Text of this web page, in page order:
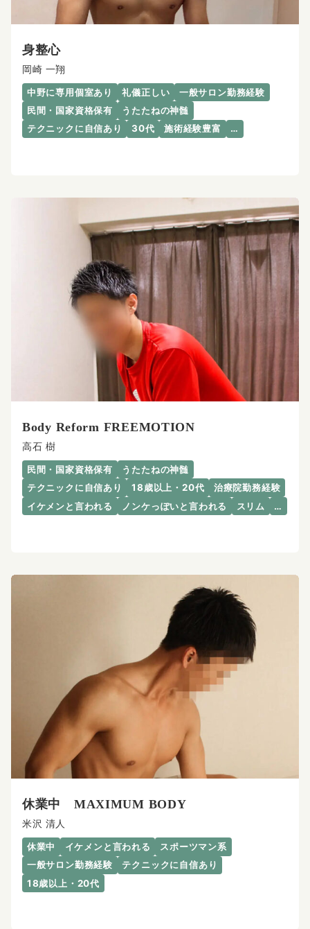
身整心
岡崎 一翔
中野に専用個室あり 礼儀正しい
一般サロン勤務経験
民間・国家資格保有
うたたねの神髄
テクニックに自信あり
30代 施術経験豊富 …
Body Reform FREEMOTION
高石 樹
民間・国家資格保有
うたたねの神髄
テクニックに自信あり
18歳以上・20代
治療院勤務経験
イケメンと言われる
ノンケっぽいと言われる スリム …
休業中 MAXIMUM BODY
米沢 清人
休業中 イケメンと言われる
スポーツマン系
一般サロン勤務経験
テクニックに自信あり
18歳以上・20代